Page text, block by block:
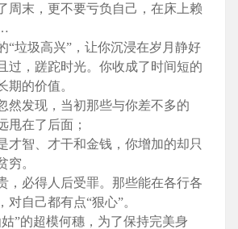
末，更不要亏负自己，在床上赖
圾高兴”，让你沉浸在岁月静好
过，蹉跎时光。你收成了时间短的
期的价值。
发现，当初那些与你差不多的
甩在了后面；
智、才干和金钱，你增加的却只
穷。
必得人后受罪。那些能在各行各
对自己都有点“狠心”。
的超模何穗，为了保持完美身